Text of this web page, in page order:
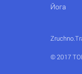
Йога
© 2017